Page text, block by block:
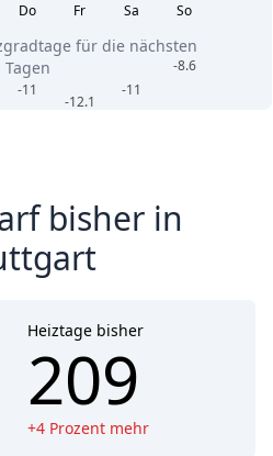
Do
-11
Fr
-12.1
Sa
-11
So
-8.6
für die nächsten
Tagen
bisher in
Heiztage bisher
209
+4 Prozent mehr